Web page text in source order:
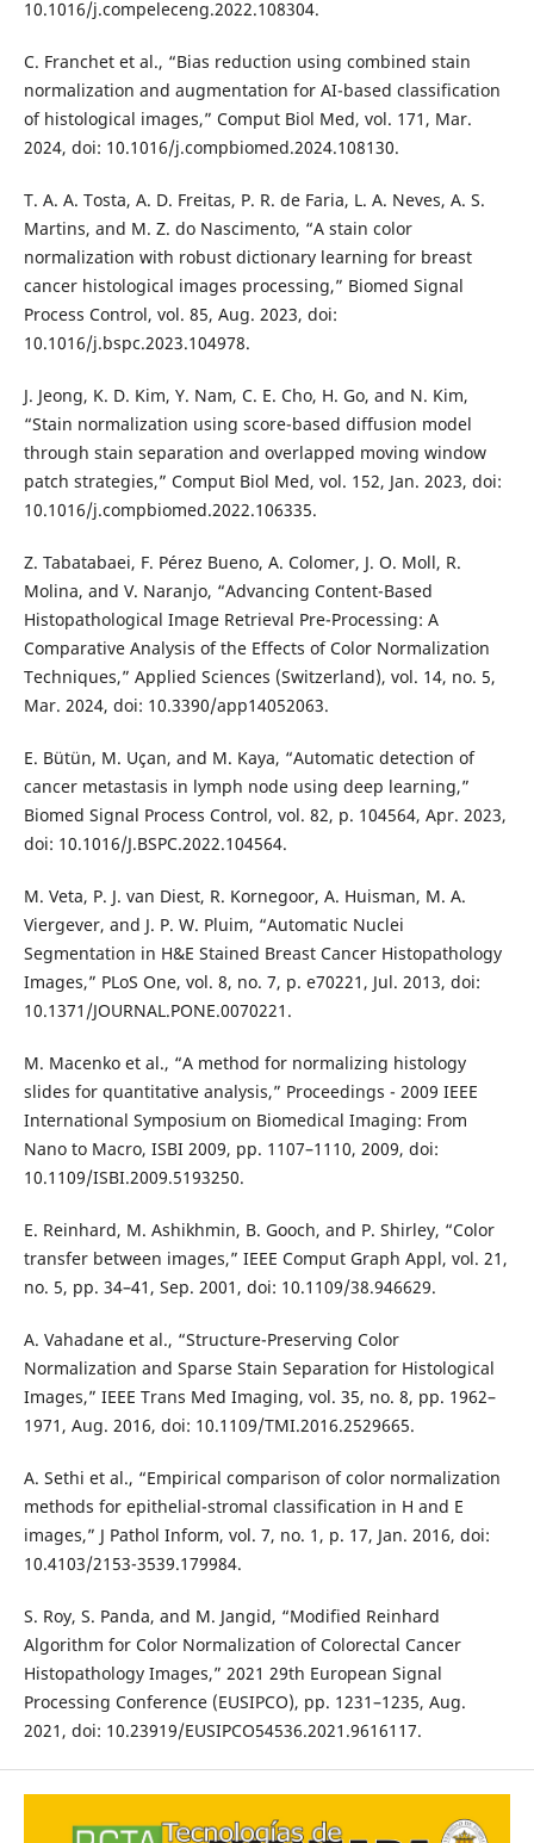
10.1016/j.compeleceng.2022.108304.
C. Franchet et al., “Bias reduction using combined stain
normalization and augmentation for AI-based classification
of histological images,” Comput Biol Med, vol. 171, Mar.
2024, doi: 10.1016/j.compbiomed.2024.108130.
T. A. A. Tosta, A. D. Freitas, P. R. de Faria, L. A. Neves, A. S.
Martins, and M. Z. do Nascimento, “A stain color
normalization with robust dictionary learning for breast
cancer histological images processing,” Biomed Signal
Process Control, vol. 85, Aug. 2023, doi:
10.1016/j.bspc.2023.104978.
J. Jeong, K. D. Kim, Y. Nam, C. E. Cho, H. Go, and N. Kim,
“Stain normalization using score-based diffusion model
through stain separation and overlapped moving window
patch strategies,” Comput Biol Med, vol. 152, Jan. 2023, doi:
10.1016/j.compbiomed.2022.106335.
Z. Tabatabaei, F. Pérez Bueno, A. Colomer, J. O. Moll, R.
Molina, and V. Naranjo, “Advancing Content-Based
Histopathological Image Retrieval Pre-Processing: A
Comparative Analysis of the Effects of Color Normalization
Techniques,” Applied Sciences (Switzerland), vol. 14, no. 5,
Mar. 2024, doi: 10.3390/app14052063.
E. Bütün, M. Uçan, and M. Kaya, “Automatic detection of
cancer metastasis in lymph node using deep learning,”
Biomed Signal Process Control, vol. 82, p. 104564, Apr. 2023,
doi: 10.1016/J.BSPC.2022.104564.
M. Veta, P. J. van Diest, R. Kornegoor, A. Huisman, M. A.
Viergever, and J. P. W. Pluim, “Automatic Nuclei
Segmentation in H&E Stained Breast Cancer Histopathology
Images,” PLoS One, vol. 8, no. 7, p. e70221, Jul. 2013, doi:
10.1371/JOURNAL.PONE.0070221.
M. Macenko et al., “A method for normalizing histology
slides for quantitative analysis,” Proceedings - 2009 IEEE
International Symposium on Biomedical Imaging: From
Nano to Macro, ISBI 2009, pp. 1107–1110, 2009, doi:
10.1109/ISBI.2009.5193250.
E. Reinhard, M. Ashikhmin, B. Gooch, and P. Shirley, “Color
transfer between images,” IEEE Comput Graph Appl, vol. 21,
no. 5, pp. 34–41, Sep. 2001, doi: 10.1109/38.946629.
A. Vahadane et al., “Structure-Preserving Color
Normalization and Sparse Stain Separation for Histological
Images,” IEEE Trans Med Imaging, vol. 35, no. 8, pp. 1962–
1971, Aug. 2016, doi: 10.1109/TMI.2016.2529665.
A. Sethi et al., “Empirical comparison of color normalization
methods for epithelial-stromal classification in H and E
images,” J Pathol Inform, vol. 7, no. 1, p. 17, Jan. 2016, doi:
10.4103/2153-3539.179984.
S. Roy, S. Panda, and M. Jangid, “Modified Reinhard
Algorithm for Color Normalization of Colorectal Cancer
Histopathology Images,” 2021 29th European Signal
Processing Conference (EUSIPCO), pp. 1231–1235, Aug.
2021, doi: 10.23919/EUSIPCO54536.2021.9616117.